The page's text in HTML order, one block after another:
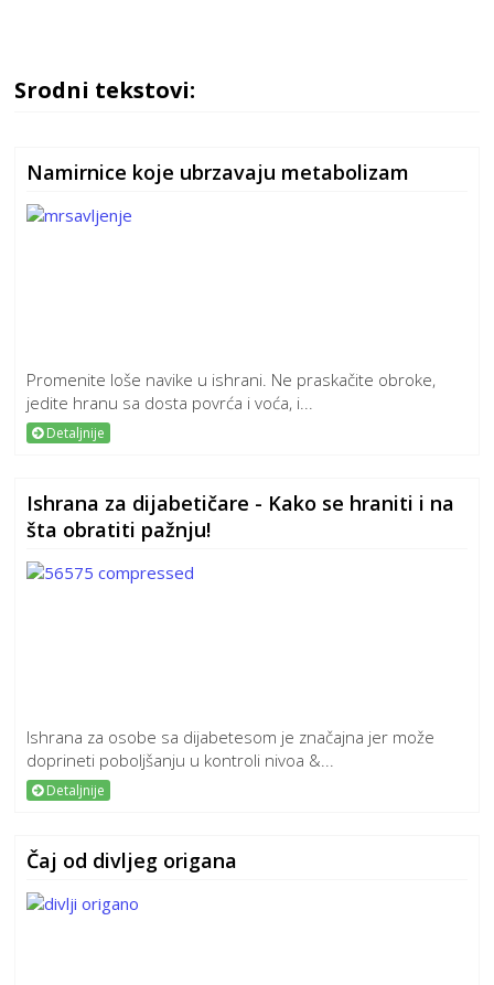
Srodni tekstovi:
Namirnice koje ubrzavaju metabolizam
Promenite loše navike u ishrani. Ne praskačite obroke,
jedite hranu sa dosta povrća i voća, i...
Detaljnije
Ishrana za dijabetičare - Kako se hraniti i na
šta obratiti pažnju!
Ishrana za osobe sa dijabetesom je značajna jer može
doprineti poboljšanju u kontroli nivoa &...
Detaljnije
Čaj od divljeg origana